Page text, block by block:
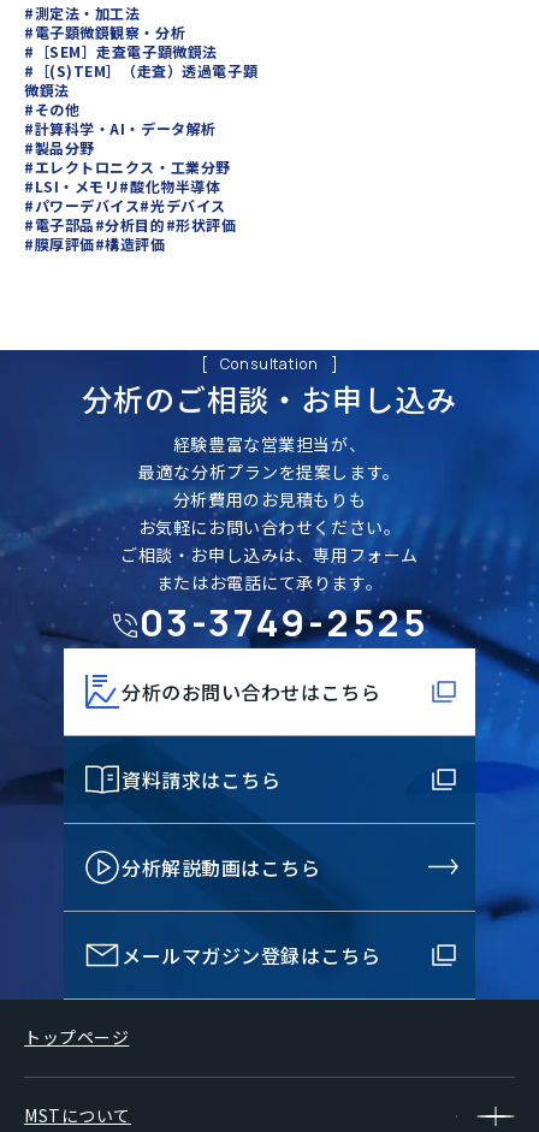
#測定法・加工法
#電子顕微鏡観察・分析
#［SEM］走査電子顕微鏡法
#［(S)TEM］（走査）透過電子顕
微鏡法
#その他
#計算科学・AI・データ解析
#製品分野
#エレクトロニクス・工業分野
#LSI・メモリ#酸化物半導体
#パワーデバイス#光デバイス
#電子部品#分析目的#形状評価
#膜厚評価#構造評価
Consultation
分析のご相談・ お申し込み
経験豊富な営業担当が、
最適な分析プランを提案します。
分析費用のお見積もりも
お気軽にお問い合わせください。
ご相談・お申し込みは、専用フォーム
またはお電話にて承ります。
03-3749-2525
分析のお問い合わせはこちら
資料請求はこちら
分析解説動画はこちら
メールマガジン登録はこちら
トップページ
MSTについて